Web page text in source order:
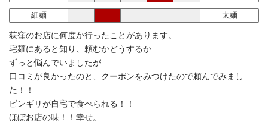
細麺 太麺
荻窪のお店に何度か行ったことがあります。
宅麺にあると知り、頼むかどうするか
ずっと悩んでいましたが
口コミが良かったのと、クーポンをみつけたので頼んでみまし
た！！
ビンギリが自宅で食べられる！！
ほぼお店の味！！幸せ。